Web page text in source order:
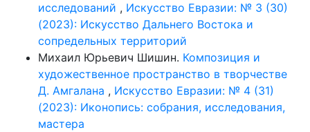
исследований , Искусство Евразии: № 3 (30)
(2023): Искусство Дальнего Востока и
сопредельных территорий
Михаил Юрьевич Шишин. Композиция и
художественное пространство в творчестве
Д. Амгалана , Искусство Евразии: № 4 (31)
(2023): Иконопись: собрания, исследования,
мастера